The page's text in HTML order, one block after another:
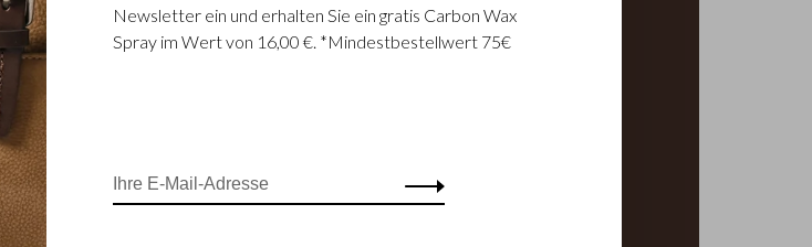
Newsletter ein und erhalten Sie ein gratis Carbon Wax
Spray im Wert von 16,00 €. *Mindestbestellwert 75€